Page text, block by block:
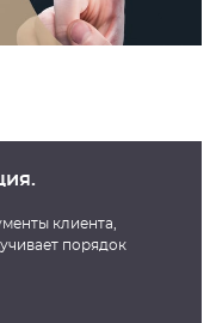
клиента,
порядок